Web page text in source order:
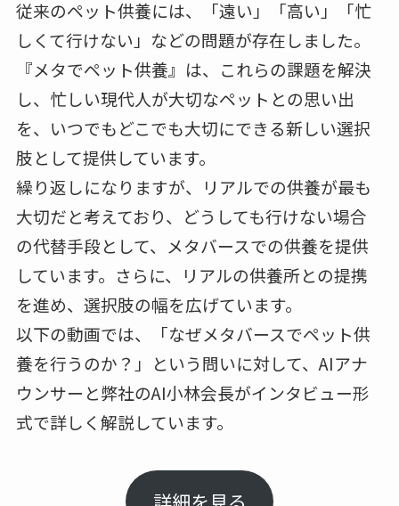
従来のペット供養には、「遠い」「高い」「忙
しくて行けない」などの問題が存在しました。
『メタでペット供養』は、これらの課題を解決
し、忙しい現代人が大切なペットとの思い出
を、いつでもどこでも大切にできる新しい選択
肢として提供しています。
繰り返しになりますが、リアルでの供養が最も
大切だと考えており、どうしても行けない場合
の代替手段として、メタバースでの供養を提供
しています。さらに、リアルの供養所との提携
を進め、選択肢の幅を広げています。
以下の動画では、「なぜメタバースでペット供
養を行うのか？」という問いに対して、AIアナ
ウンサーと弊社のAI小林会長がインタビュー形
式で詳しく解説しています。